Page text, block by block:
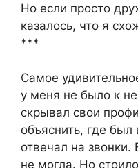
Но если просто
казалось, что я
***
Самое
у меня не было к
скрывал свои
объяснить, где
отвечал на звонки.
не могла. Но